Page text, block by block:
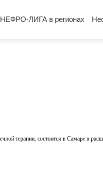
НЕФРО-ЛИГА в регионах